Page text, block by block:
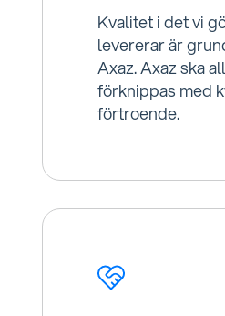
Kvalitet i det vi
levererar är
Axaz. Axaz ska
förknippas med
förtroende.